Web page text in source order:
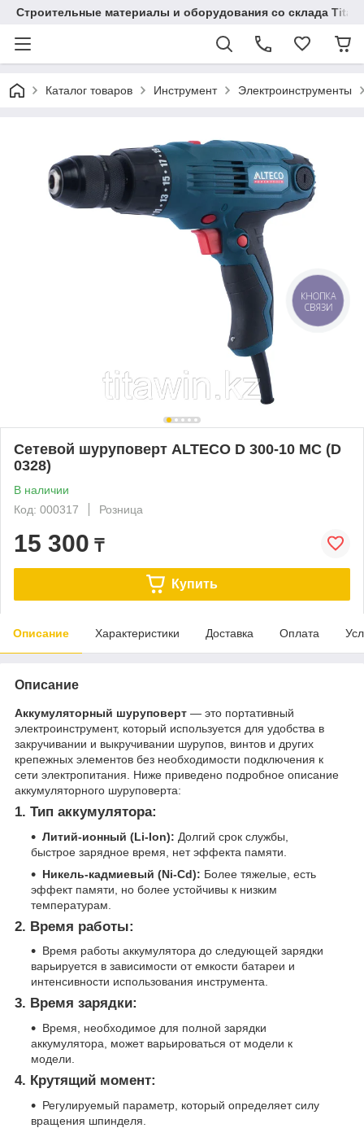
Строительные материалы и оборудования со склада
Каталог товаров Инструмент Электроинструменты
Сетевой шуруповерт ALTECO D 300-10 MC (D
0328)
В наличии
Код: 000317
Розница
15 300 ₸
Купить
Описание Характеристики Доставка Оплата
Описание
Аккумуляторный шуруповерт — это портативный
электроинструмент, который используется для удобства в
закручивании и выкручивании шурупов, винтов и других
крепежных элементов без необходимости подключения к
сети электропитания. Ниже приведено подробное описание
аккумуляторного шуруповерта:
1. Тип аккумулятора:
Литий-ионный (Li-Ion): Долгий срок службы,
быстрое зарядное время, нет эффекта памяти.
Никель-кадмиевый (Ni-Cd): Более тяжелые, есть
эффект памяти, но более устойчивы к низким
температурам.
2. Время работы:
Время работы аккумулятора до следующей зарядки
варьируется в зависимости от емкости батареи и
интенсивности использования инструмента.
3. Время зарядки:
Время, необходимое для полной зарядки
аккумулятора, может варьироваться от модели к
модели.
4. Крутящий момент:
Регулируемый параметр, который определяет силу
вращения шпинделя.
КНОПКА
СВЯЗИ